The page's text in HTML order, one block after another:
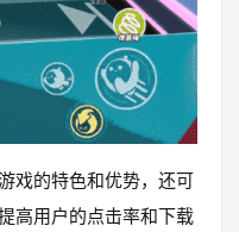
戏的特色和优势，还可
高用户的点击率和下载